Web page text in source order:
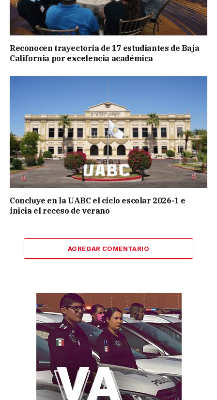
Reconocen trayectoria de 17 estudiantes de Baja
California por excelencia académica
Concluye en la UABC el ciclo escolar 2026-1 e
inicia el receso de verano
AGREGAR COMENTARIO